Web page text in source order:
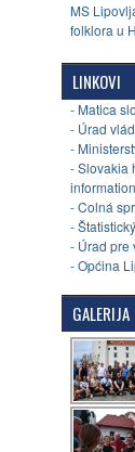
MS
folklora u
LINKOVI
- Matica
- Úrad
-
- Slovakia
information
- Colná
-
- Úrad pre
- Općina
GALERIJA